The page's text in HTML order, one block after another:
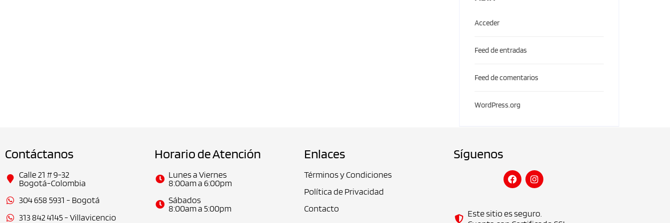
Acceder
Feed de entradas
Feed de comentarios
WordPress.org
Contáctanos
Calle 21 # 9-32
Bogotá-Colombia
304 658 5931 - Bogotá
313 842 4145 - Villavicencio
Horario de Atención
Lunes a Viernes
8:00am a 6:00pm
Sábados
8:00am a 5:00pm
Enlaces
Términos y Condiciones
Política de Privacidad
Contacto
Síguenos
Este sitio es seguro.